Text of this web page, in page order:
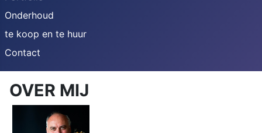
Onderhoud
te koop en te huur
Contact
OVER MIJ